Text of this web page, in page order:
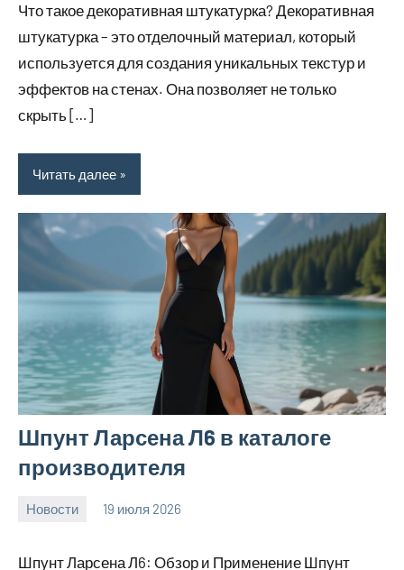
Что такое декоративная штукатурка? Декоративная
штукатурка – это отделочный материал, который
используется для создания уникальных текстур и
эффектов на стенах. Она позволяет не только
скрыть […]
Читать далее
Шпунт Ларсена Л6 в каталоге
производителя
Новости 19 июля 2026
Шпунт Ларсена Л6: Обзор и Применение Шпунт